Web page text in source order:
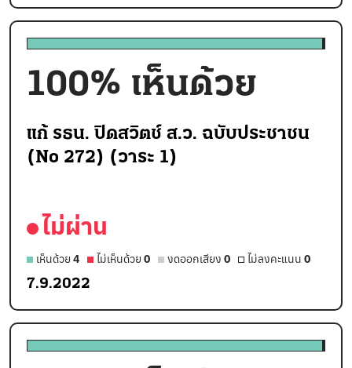
100% เห็นด้วย
แก้ รธน. ปิดสวิตช์ ส.ว. ฉบับประชาชน
(No 272) (วาระ 1)
ไม่ผ่าน
เห็นด้วย 4 ไม่เห็นด้วย 0 งดออกเสียง 0 ไม่ลงคะแนน 0
7.9.2022